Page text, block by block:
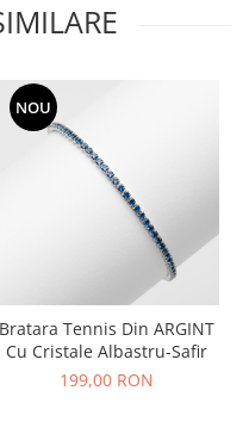
NOU
Bratara Tennis Din ARGINT
Cu Cristale Albastru-Safir
199,00 RON